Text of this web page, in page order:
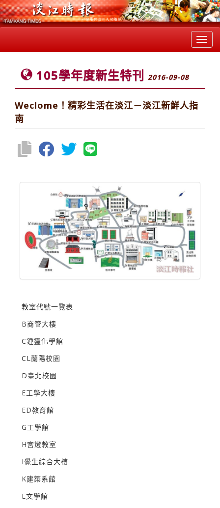
105學年度新生特刊 2016-09-08
Weclome！精彩生活在淡江－淡江新鮮人指
南
教室代號一覽表
B商管大樓
C鍾靈化學館
CL蘭陽校園
D臺北校園
E工學大樓
ED教育館
G工學館
H宮燈教室
I覺生綜合大樓
K建築系館
L文學館